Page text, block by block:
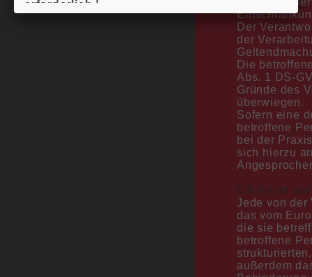
Der
der
Die
Abs. 1 DS-
Gründe des
überwiegen.
Sofern eine
betroffene
bei der
sich hierzu
6.6 Recht
Jede von der
das vom
die sie
betroffene
außerdem
erforderlich !
- ab sofort wird die STIKO-Empfehlung zu
Meningokokken (ACWY) vom 30.10.2025
umgesetzt. Seit dem 18.02.2026 werden
hierfür von allen Krankenkassen die Kosten
übernommen. Es handelt sich um eine
einmalige Impfung im Alter von 12-14 Jahren,
eine Nachholimpfung ist bis zum Alter von 24
"Versuchen wir, das Beste eines jeden
bestmöglichen Licht zu sehen. Diese
Einstellung erzeugt sofort ein Gefühl der
Nähe, eine Art Geneigtheit, eine Verbindung."
Wir impfen jetzt gegen RSV. Bitte sprechen